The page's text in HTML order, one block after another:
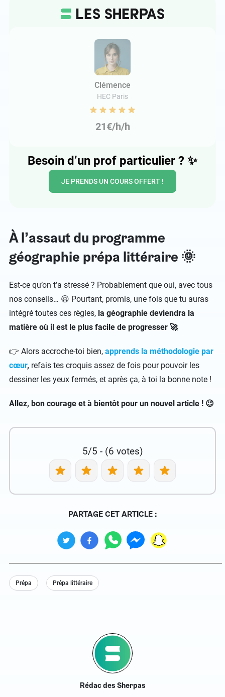
Clémence
HEC Paris
21€/h/h
Besoin d’un prof particulier ? ✨
JE PRENDS UN COURS OFFERT !
À l’assaut du programme
géographie prépa littéraire 🌞
Est-ce qu’on t’a stressé ? Probablement que oui, avec tous
nos conseils… 😆 Pourtant, promis, une fois que tu auras
intégré toutes ces règles, la géographie deviendra la
matière où il est le plus facile de progresser 🚀
👉 Alors accroche-toi bien, apprends la méthodologie par
cœur, refais tes croquis assez de fois pour pouvoir les
dessiner les yeux fermés, et après ça, à toi la bonne note !
Allez, bon courage et à bientôt pour un nouvel article ! 😉
5/5 - (6 votes)
Rédac des Sherpas
PARTAGE CET ARTICLE :
Prépa Prépa littéraire